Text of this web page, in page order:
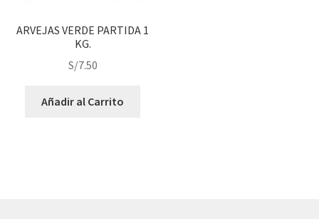
ARVEJAS VERDE PARTIDA 1
KG.
S/7.50
Añadir al Carrito